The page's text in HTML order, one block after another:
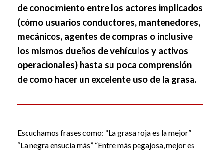
de conocimiento entre los actores implicados
(cómo usuarios conductores, mantenedores,
mecánicos, agentes de compras o inclusive
los mismos dueños de vehículos y activos
operacionales) hasta su poca comprensión
de como hacer un excelente uso de la grasa.
Escuchamos frases como: “La grasa roja es la mejor”
“La negra ensucia más” “Entre más pegajosa, mejor es